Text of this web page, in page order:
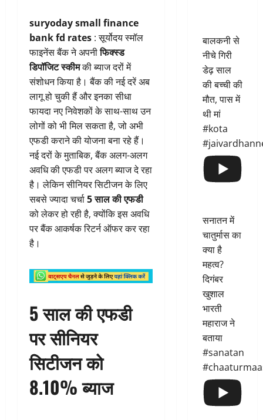
suryoday small finance
bank fd rates : सूर्योदय स्मॉल
फाइनेंस बैंक ने अपनीफिक्स्ड
डिपॉजिट स्कीमकी ब्याज दरों में
संशोधन किया है। बैंक की नई दरें अब
लागू हो चुकी हैं और इनका सीधा
फायदा नए निवेशकों के साथ-साथ उन
लोगों को भी मिल सकता है, जो अभी
एफडी कराने की योजना बना रहे हैं।
नई दरों के मुताबिक, बैंक अलग-अलग
अवधि की एफडी पर अलग ब्याज दे रहा
है। लेकिन सीनियर सिटीजन के लिए
सबसे ज्यादा चर्चा5 साल की एफडी
को लेकर हो रही है, क्योंकि इस अवधि
पर बैंक आकर्षक रिटर्न ऑफर कर रहा
है।
5 साल की एफडी
पर सीनियर
सिटीजन को
8.10% ब्याज
बालकनी से
नीचे गिरी
डेढ़ साल
की बच्ची की
मौत, पास में
थी मां
#kota
सनातन में
चातुर्मास का
क्या है
महत्व?
दिगंबर
खुशाल
भारती
महाराज ने
बताया
#sanatan